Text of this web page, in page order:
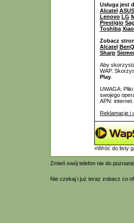
Usługa jest
Alcatel ASUS
Lenovo LG
Prestigio
Toshiba
Zobacz
Alcatel
Sharp
Aby
WAP.
Play.
UWAGA:
swojego
APN: internet.
Reklamacje i
«Wróć do listy
Zmień swój telefon nie do
Nie czekaj i już teraz zobacz co